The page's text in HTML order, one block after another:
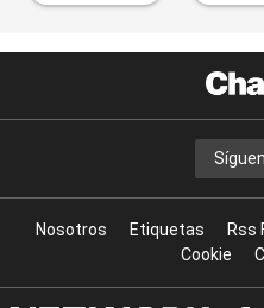
Nosotros Etiquetas Rss
Cookie